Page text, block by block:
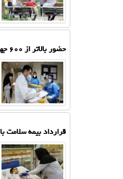
حضور بالاتر از ۶۰۰ جهادگر درمانی در مراسم خاکسپاری رهبر انقلاب در مشهد
قرارداد بیمه سلامت با 159 هزار مرکز عرضه خدمات سلامت